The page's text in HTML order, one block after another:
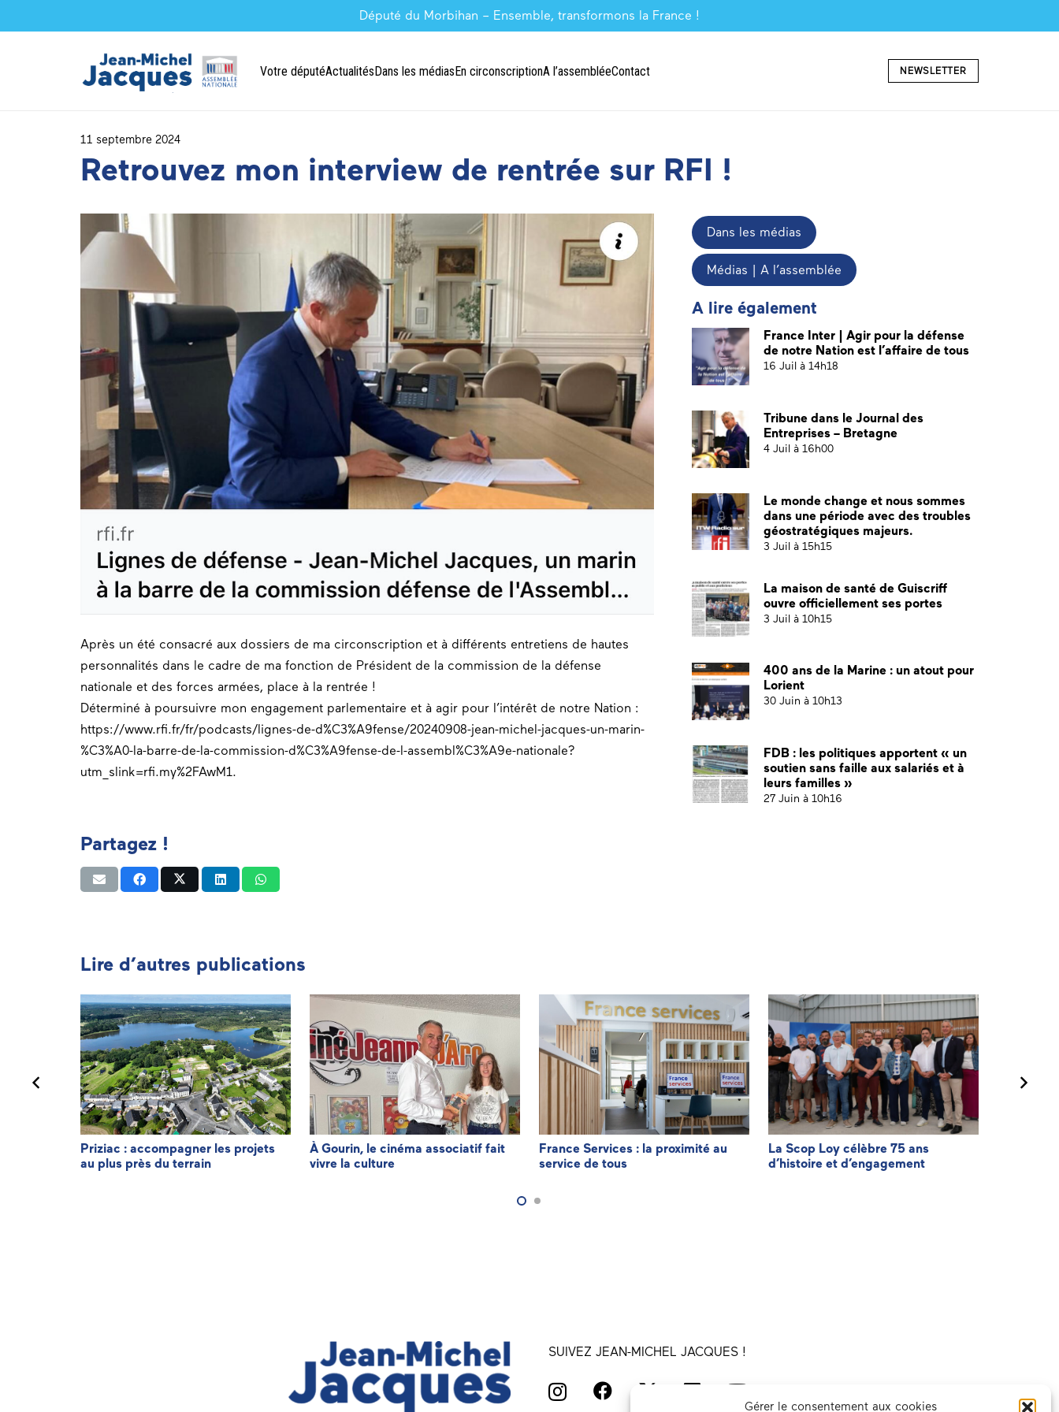
Gérer le consentement aux cookies
Député du Morbihan – Ensemble, transformons la France !
Votre députéActualitésDans les médiasEn circonscriptionA l’assembléeContact NEWSLETTER
11 septembre 2024
Retrouvez mon interview de rentrée sur RFI !
Après un été consacré aux dossiers de ma circonscription et à différents entretiens de hautes
personnalités dans le cadre de ma fonction de Président de la commission de la défense
nationale et des forces armées, place à la rentrée !
Déterminé à poursuivre mon engagement parlementaire et à agir pour l’intérêt de notre Nation :
https://www.rfi.fr/fr/podcasts/lignes-de-d%C3%A9fense/20240908-jean-michel-jacques-un-marin-
%C3%A0-la-barre-de-la-commission-d%C3%A9fense-de-l-assembl%C3%A9e-nationale?
utm_slink=rfi.my%2FAwM1.
Dans les médias
Médias | A l’assemblée
A lire également
France Inter | Agir pour la défense
de notre Nation est l’affaire de tous
16 Juil à 14h18
Tribune dans le Journal des
Entreprises – Bretagne
4 Juil à 16h00
Le monde change et nous sommes
dans une période avec des troubles
géostratégiques majeurs.
3 Juil à 15h15
La maison de santé de Guiscriff
ouvre officiellement ses portes
3 Juil à 10h15
400 ans de la Marine : un atout pour
Lorient
30 Juin à 10h13
FDB : les politiques apportent « un
soutien sans faille aux salariés et à
leurs familles »
27 Juin à 10h16
Partagez !
Lire d’autres publications
Priziac : accompagner les projets
au plus près du terrain
À Gourin, le cinéma associatif fait
vivre la culture
France Services : la proximité au
service de tous
La Scop Loy célèbre 75 ans
d’histoire et d’engagement
SUIVEZ JEAN-MICHEL JACQUES !